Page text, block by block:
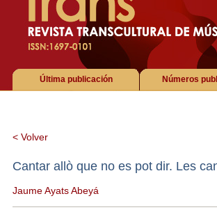
Números
Última publicación
< Volver
Cantar allò que no es pot dir. Les
Jaume Ayats Abeyá